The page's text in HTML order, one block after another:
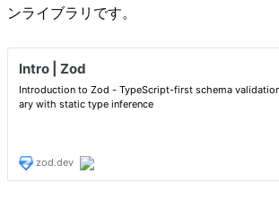
ンライブラリです。